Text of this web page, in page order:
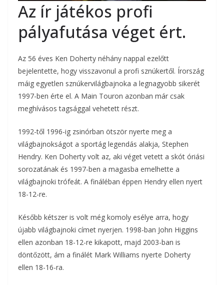
Az ír játékos profi
pályafutása véget ért.
Az 56 éves Ken Doherty néhány nappal ezelőtt
bejelentette, hogy visszavonul a profi sznúkertől. Írország
máig egyetlen sznúkervilágbajnoka a legnagyobb sikerét
1997-ben érte el. A Main Touron azonban már csak
meghívásos tagsággal vehetett részt.
1992-től 1996-ig zsinórban ötször nyerte meg a
világbajnokságot a sportág legendás alakja, Stephen
Hendry. Ken Doherty volt az, aki véget vetett a skót óriási
sorozatának és 1997-ben a magasba emelhette a
világbajnoki trófeát. A fináléban éppen Hendry ellen nyert
18-12-re.
Később kétszer is volt még komoly esélye arra, hogy
újabb világbajnoki címet nyerjen. 1998-ban John Higgins
ellen azonban 18-12-re kikapott, majd 2003-ban is
döntőzött, ám a finálét Mark Williams nyerte Doherty
ellen 18-16-ra.